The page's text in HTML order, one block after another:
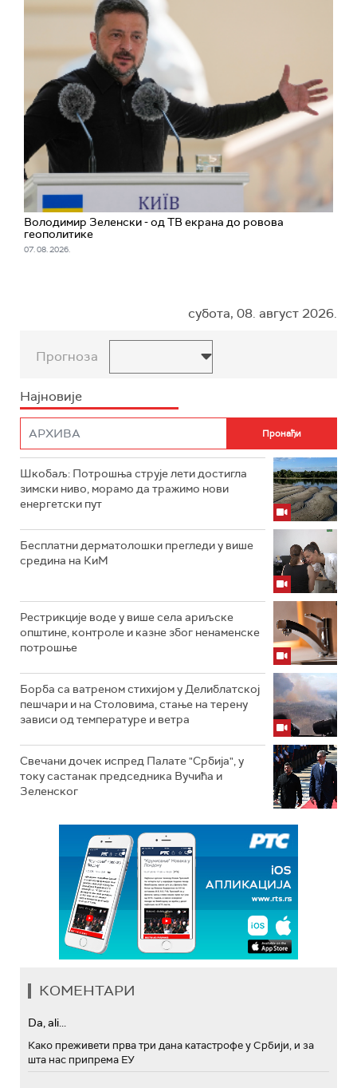
Володимир Зеленски - од ТВ екрана до ровова
геополитике
07. 08. 2026.
субота, 08. август 2026.
Прогноза
Најновије
Шкобаљ: Потрошња струје лети достигла
зимски ниво, морамо да тражимо нови
енергетски пут
Бесплатни дерматолошки прегледи у више
средина на КиМ
Рестрикције воде у више села ариљске
општине, контроле и казне због ненаменске
потрошње
Борба са ватреном стихијом у Делиблатској
пешчари и на Столовима, стање на терену
зависи од температуре и ветра
Свечани дочек испред Палате "Србија", у
току састанак председника Вучића и
Зеленског
КОМЕНТАРИ
Da, ali...
Како преживети прва три дана катастрофе у Србији, и за
шта нас припрема ЕУ